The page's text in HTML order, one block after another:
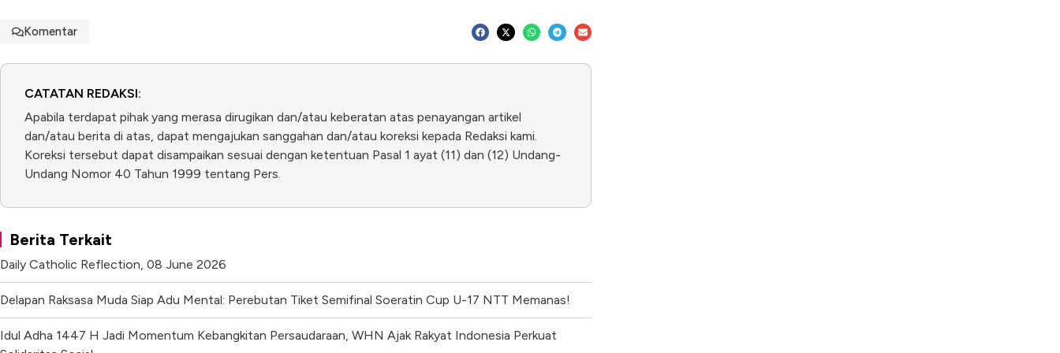
Komentar
CATATAN REDAKSI:
Apabila terdapat pihak yang merasa dirugikan dan/atau keberatan atas penayangan artikel
dan/atau berita di atas, dapat mengajukan sanggahan dan/atau koreksi kepada Redaksi kami.
Koreksi tersebut dapat disampaikan sesuai dengan ketentuan Pasal 1 ayat (11) dan (12) Undang-
Undang Nomor 40 Tahun 1999 tentang Pers.
Berita Terkait
Daily Catholic Reflection, 08 June 2026
Delapan Raksasa Muda Siap Adu Mental: Perebutan Tiket Semifinal Soeratin Cup U-17 NTT Memanas!
Idul Adha 1447 H Jadi Momentum Kebangkitan Persaudaraan, WHN Ajak Rakyat Indonesia Perkuat